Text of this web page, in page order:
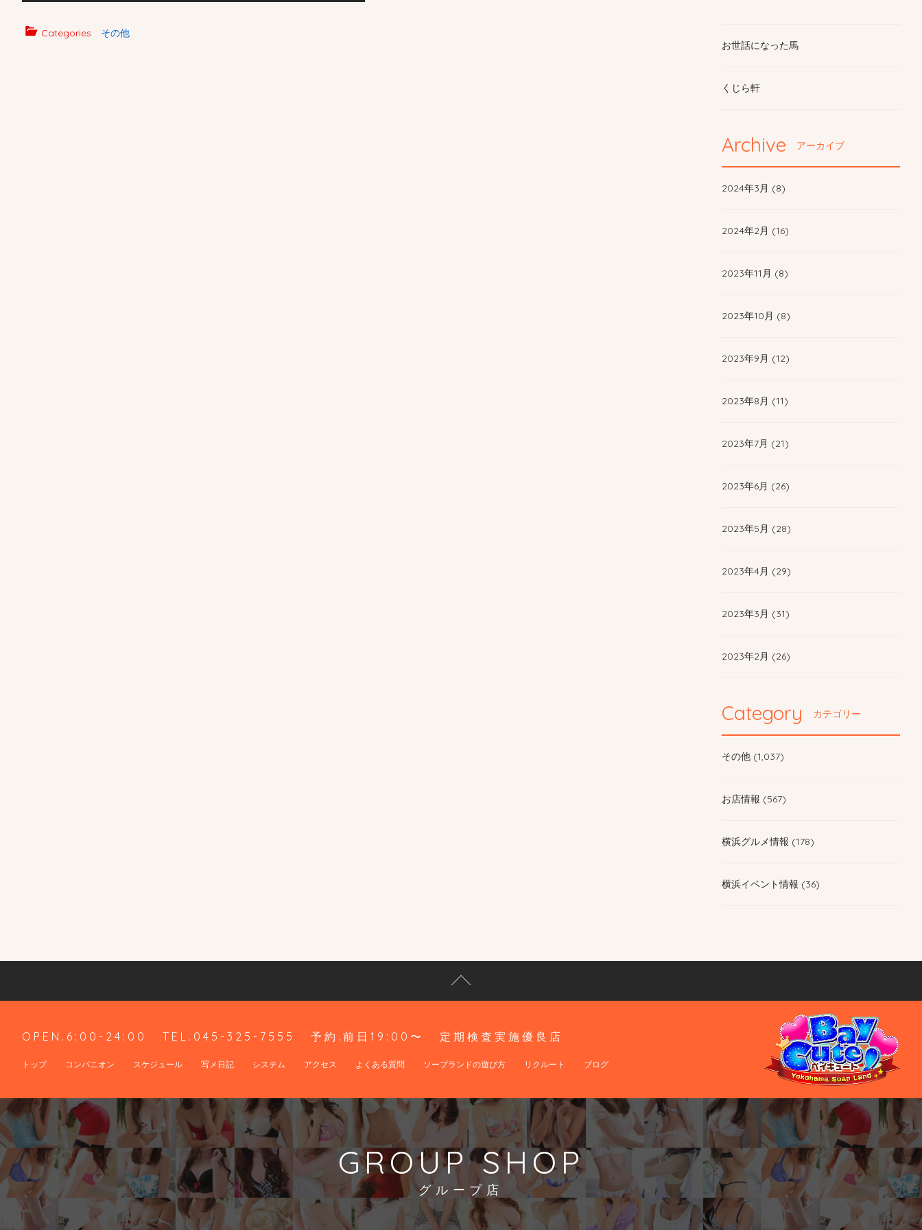
Categories
その他
お世話になった馬
くじら軒
Archive アーカイブ
2024年3月 (8)
2024年2月 (16)
2023年11月 (8)
2023年10月 (8)
2023年9月 (12)
2023年8月 (11)
2023年7月 (21)
2023年6月 (26)
2023年5月 (28)
2023年4月 (29)
2023年3月 (31)
2023年2月 (26)
Category カテゴリー
その他 (1,037)
お店情報 (567)
横浜グルメ情報 (178)
横浜イベント情報 (36)
OPEN.6:00-24:00 TEL.045-325-7555 予約.前日19:00〜 定期検査実施優良店
トップ コンパニオン スケジュール 写メ日記 システム アクセス よくある質問 ソープランドの遊び方 リクルート ブログ
GROUP SHOP
グループ店